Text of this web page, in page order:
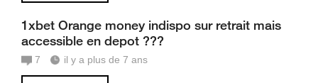
1xbet Orange money indispo sur retrait mais
accessible en depot ???
7 il y a plus de 7 ans